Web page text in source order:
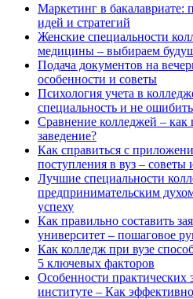
Маркетинг в бакалавриате:
идей и стратегий
Женские специальности
медицины – выбираем
Подача документов на
особенности и советы
Психология учета в
специальность и не
Сравнение колледжей – как
заведение?
Как справиться с
поступления в вуз – советы
Лучшие специальности
предпринимательским
успеху
Как правильно составить
университет – пошаговое
Как колледж при вузе
5 ключевых факторов
Особенности практических
институте – Как